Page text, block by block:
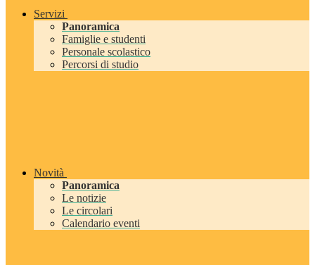
Servizi
Panoramica
Famiglie e studenti
Personale scolastico
Percorsi di studio
Novità
Panoramica
Le notizie
Le circolari
Calendario eventi